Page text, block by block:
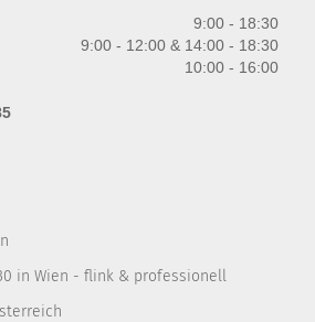
9:00 - 18:30
9:00 - 12:00 & 14:00 - 18:30
10:00 - 16:00
in Wien - flink & professionell